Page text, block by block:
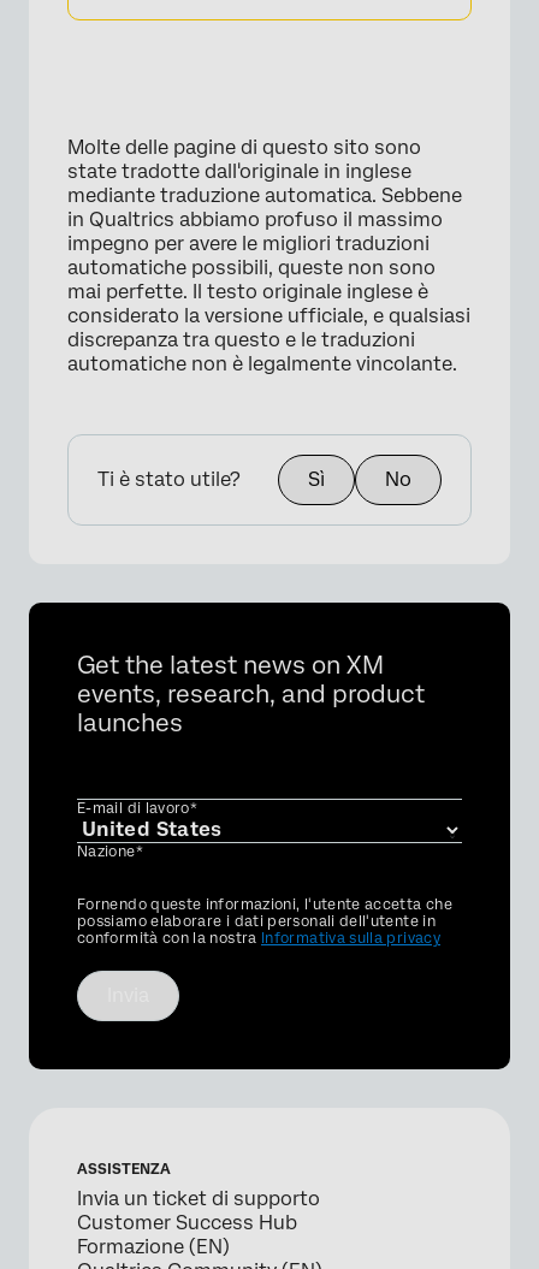
Molte delle pagine di questo sito sono
state tradotte dall'originale in inglese
mediante traduzione automatica. Sebbene
in Qualtrics abbiamo profuso il massimo
impegno per avere le migliori traduzioni
automatiche possibili, queste non sono
mai perfette. Il testo originale inglese è
considerato la versione ufficiale, e qualsiasi
discrepanza tra questo e le traduzioni
automatiche non è legalmente vincolante.
Ti è stato utile? Sì No
Get the latest news on XM
events, research, and product
launches
E-mail di lavoro*
Nazione*
Privacy
Optin
Fornendo queste informazioni, l'utente accetta che
possiamo elaborare i dati personali dell'utente in
conformità con la nostra Informativa sulla privacy
ASSISTENZA
Invia un ticket di supporto
Customer Success Hub
Formazione (EN)